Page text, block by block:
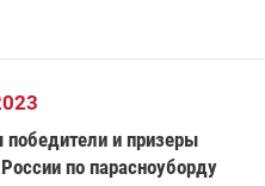
и призеры
по парасноуборду